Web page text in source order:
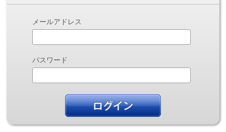
メールアドレス
パスワード